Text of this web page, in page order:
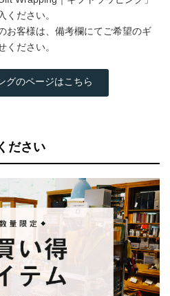
ください。
お客様は、備考欄にてご希望のギ
ください。
グのページはこちら
ださい